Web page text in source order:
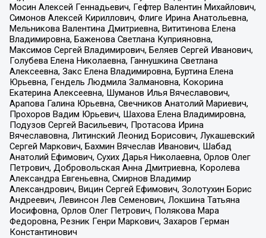
Мосин Алексей Геннадьевич, Гефтер Валентин Михайлович,
Симонов Алексей Кириллович, Флиге Ирина Анатольевна,
Мельникова Валентина Дмитриевна, Вититинова Елена
Владимировна, Баженова Светлана Куприяновна,
Максимов Сергей Владимирович, Беляев Сергей Иванович,
Голубева Елена Николаевна, Ганнушкина Светлана
Алексеевна, Закс Елена Владимировна, Буртина Елена
Юрьевна, Гендель Людмила Залмановна, Кокорина
Екатерина Алексеевна, Шуманов Илья Вячеславович,
Арапова Галина Юрьевна, Свечников Анатолий Мариевич,
Прохоров Вадим Юрьевич, Шахова Елена Владимировна,
Подузов Сергей Васильевич, Протасова Ирина
Вячеславовна, Литинский Леонид Борисович, Лукашевский
Сергей Маркович, Бахмин Вячеслав Иванович, Шабад
Анатолий Ефимович, Сухих Дарья Николаевна, Орлов Олег
Петрович, Добровольская Анна Дмитриевна, Королева
Александра Евгеньевна, Смирнов Владимир
Александрович, Вицин Сергей Ефимович, Золотухин Борис
Андреевич, Левинсон Лев Семенович, Локшина Татьяна
Иосифовна, Орлов Олег Петрович, Полякова Мара
Федоровна, Резник Генри Маркович, Захаров Герман
Константинович